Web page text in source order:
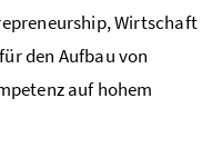
Wirtschaft
den Aufbau von
auf hohem